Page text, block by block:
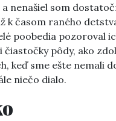
nenašiel som
k časom raného
poobedia pozoroval
pôdy, ako
keď sme ešte nemali
niečo dialo.